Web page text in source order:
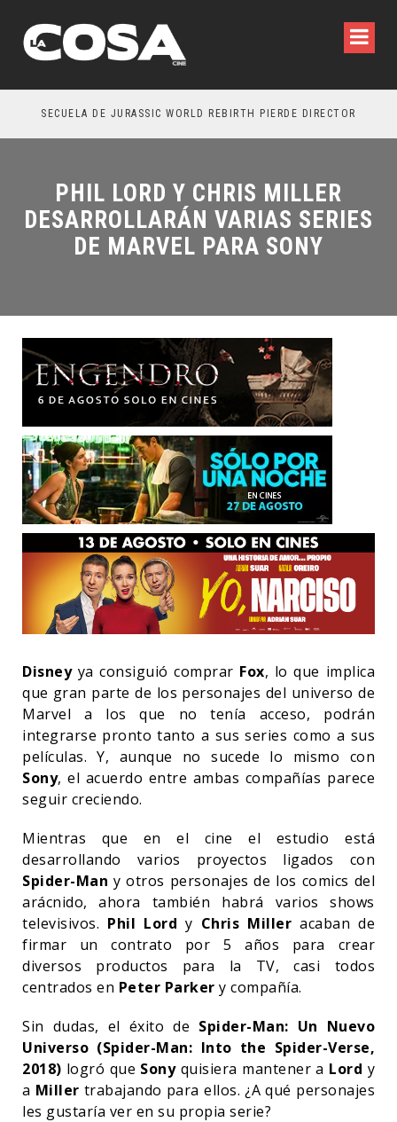
SECUELA DE JURASSIC WORLD REBIRTH PIERDE DIRECTOR
PHIL LORD Y CHRIS MILLER
DESARROLLARÁN VARIAS SERIES
DE MARVEL PARA SONY
Disney ya consiguió comprar Fox, lo que implica
que gran parte de los personajes del universo de
Marvel a los que no tenía acceso, podrán
integrarse pronto tanto a sus series como a sus
películas. Y, aunque no sucede lo mismo con
Sony, el acuerdo entre ambas compañías parece
seguir creciendo.
Mientras que en el cine el estudio está
desarrollando varios proyectos ligados con
Spider-Man y otros personajes de los comics del
arácnido, ahora también habrá varios shows
televisivos. Phil Lord y Chris Miller acaban de
firmar un contrato por 5 años para crear
diversos productos para la TV, casi todos
centrados en Peter Parker y compañía.
Sin dudas, el éxito de Spider-Man: Un Nuevo
Universo (Spider-Man: Into the Spider-Verse,
2018) logró que Sony quisiera mantener a Lord y
a Miller trabajando para ellos. ¿A qué personajes
les gustaría ver en su propia serie?